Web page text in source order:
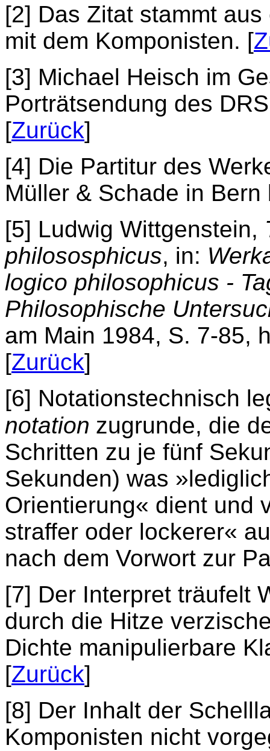
[2] Das Zitat stammt
mit dem Komponisten. [
[3] Michael Heisch im
Porträtsendung des
[Zurück]
[4] Die Partitur des
Müller & Schade in
[5] Ludwig Wittgenstein,
philososphicus, in:
logico philosophicus -
Philosophische
am Main 1984, S. 7-85,
[Zurück]
[6] Notationstechnisch
notation zugrunde, die
Schritten zu je fünf
Sekunden) was
Orientierung« dient und
straffer oder lockerer«
nach dem Vorwort zur
[7] Der Interpret träufelt
durch die Hitze
Dichte manipulierbare
[Zurück]
[8] Der Inhalt der
Komponisten nicht